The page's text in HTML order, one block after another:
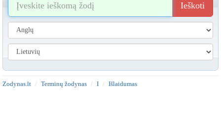
Ieškoti
Zodynas.lt Terminų žodynas I Išlaidumas